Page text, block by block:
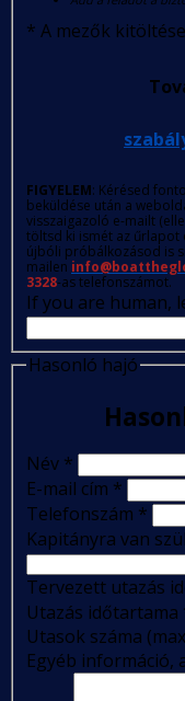
* A mezők
FIGYELEM: Kérésed
beküldése után a
visszaigazoló e-mailt
töltsd ki ismét az űrlapot
újbóli próbálkozásod is
mailen
3328-as telefonszámot.
If you are human,
Hasonló hajó
Név *
E-mail cím *
Telefonszám *
Kapitányra van
Tervezett utazás
Utazás időtartama
Utasok száma
Egyéb információ,